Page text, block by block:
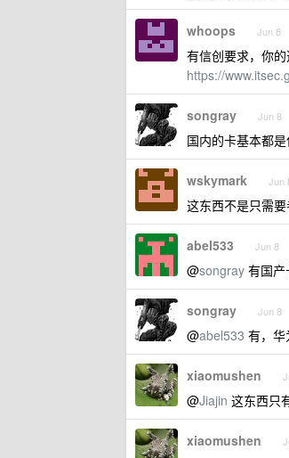
whoops Jun 8
有信创要求，你
https://
songray Jun 8
国内的卡基本都
wskymark Jun
这东西不是只需
abel533 Jun 8
@songray 有国产
songray Jun 8
@abel533 有，华
xiaomushen
@Jiajin 这东西只
xiaomushen